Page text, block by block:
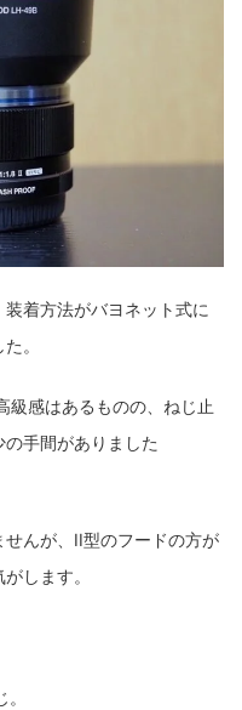
着方法がバヨネット式に
。
級感はあるものの、ねじ止
手間がありました
んが、II型のフードの方が
します。